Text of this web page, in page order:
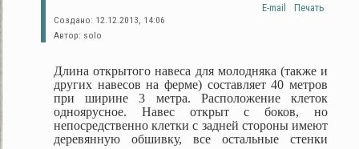
Печать
E-mail
Создано: 12.12.2013, 14:06
Автор: solo
Длина открытого навеса для молодняка (также и
других навесов на ферме) составляет 40 метров
при ширине 3 метра. Расположение клеток
одноярусное. Навес открыт с боков, но
непосредственно клетки с задней стороны имеют
деревянную обшивку, все остальные стенки